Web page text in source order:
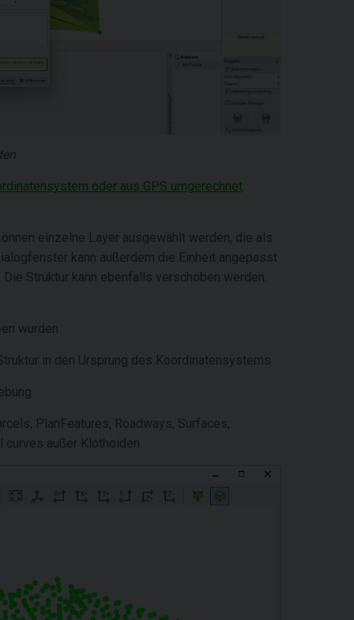
oder aus GPS umgerechnet
einzelne Layer ausgewählt werden, die als
kann außerdem die Einheit angepasst
Struktur kann ebenfalls verschoben werden.
wurden
in den Ursprung des Koordinatensystems
PlanFeatures, Roadways, Surfaces,
außer Klothoiden.